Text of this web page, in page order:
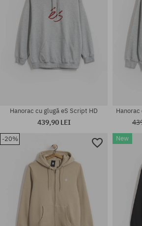
Mărimi existente:
Mărimi
S; M; L;
Hanorac cu glugă eS Script HD
439,90 LEI
Hanorac
-20% New